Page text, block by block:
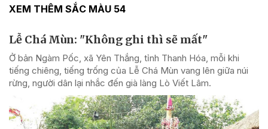
XEM THÊM SẮC MÀU 54
Lễ Chá Mùn: "Không ghi thì sẽ mất"
Ở bản Ngàm Pốc, xã Yên Thắng, tỉnh Thanh Hóa, mỗi khi
tiếng chiêng, tiếng trống của Lễ Chá Mùn vang lên giữa núi
rừng, người dân lại nhắc đến già làng Lò Viết Lâm.